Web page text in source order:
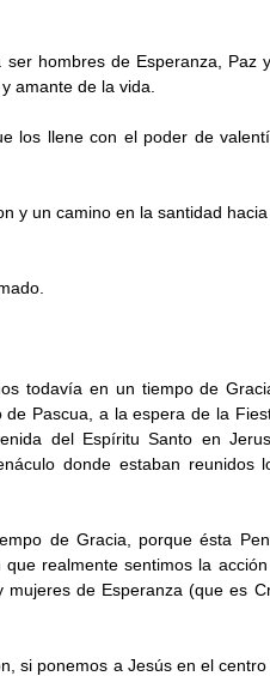
hombres de Esperanza, Paz
amante de la vida.
los llene con el poder de
y un camino en la santidad hacia
todavía en un tiempo de
Pascua, a la espera de la
del Espíritu Santo en
donde estaban reunidos
de Gracia, porque ésta
realmente sentimos la
de Esperanza (que es
si ponemos a Jesús en el